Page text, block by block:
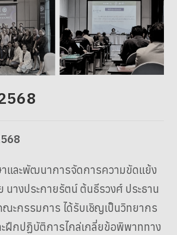
และพัฒนาการจัดการความขัดแย้ง
นางประกายรัตน์ ต้นธีรวงศ์ ประธาน
ะกรรมการ ได้รับเชิญเป็นวิทยากร
ฝึกปฏิบัติการไกล่เกลี่ยข้อพิพาททาง